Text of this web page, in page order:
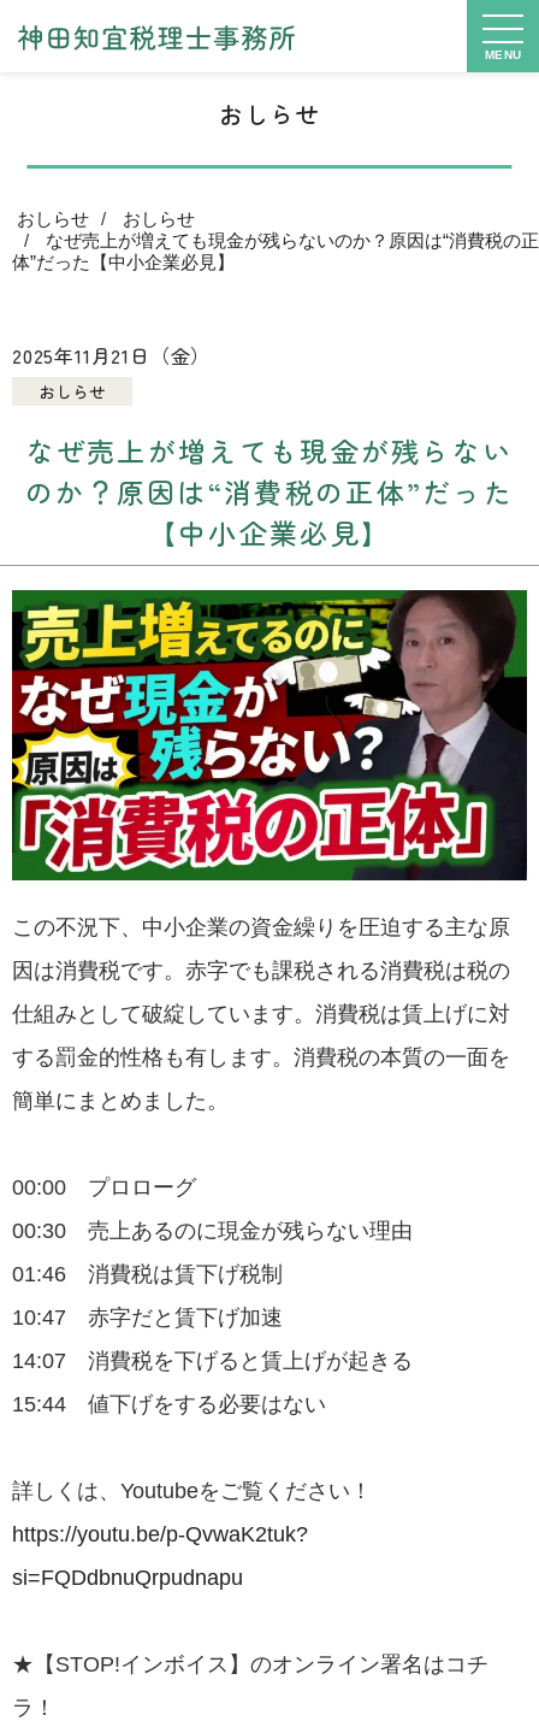
MENU
おしらせ
おしらせ
おしらせ
なぜ売上が増えても現金が残らないのか？原因は“消費税の正
体”だった【中小企業必見】
2025年11月21日（金）
おしらせ
なぜ売上が増えても現金が残らない
のか？原因は“消費税の正体”だった
【中小企業必見】
この不況下、中小企業の資金繰りを圧迫する主な原
因は消費税です。赤字でも課税される消費税は税の
仕組みとして破綻しています。消費税は賃上げに対
する罰金的性格も有します。消費税の本質の一面を
簡単にまとめました。
00:00 プロローグ
00:30 売上あるのに現金が残らない理由
01:46 消費税は賃下げ税制
10:47 赤字だと賃下げ加速
14:07 消費税を下げると賃上げが起きる
15:44 値下げをする必要はない
詳しくは、Youtubeをご覧ください！
https://youtu.be/p-QvwaK2tuk?
si=FQDdbnuQrpudnapu
★【STOP!インボイス】のオンライン署名はコチ
ラ！